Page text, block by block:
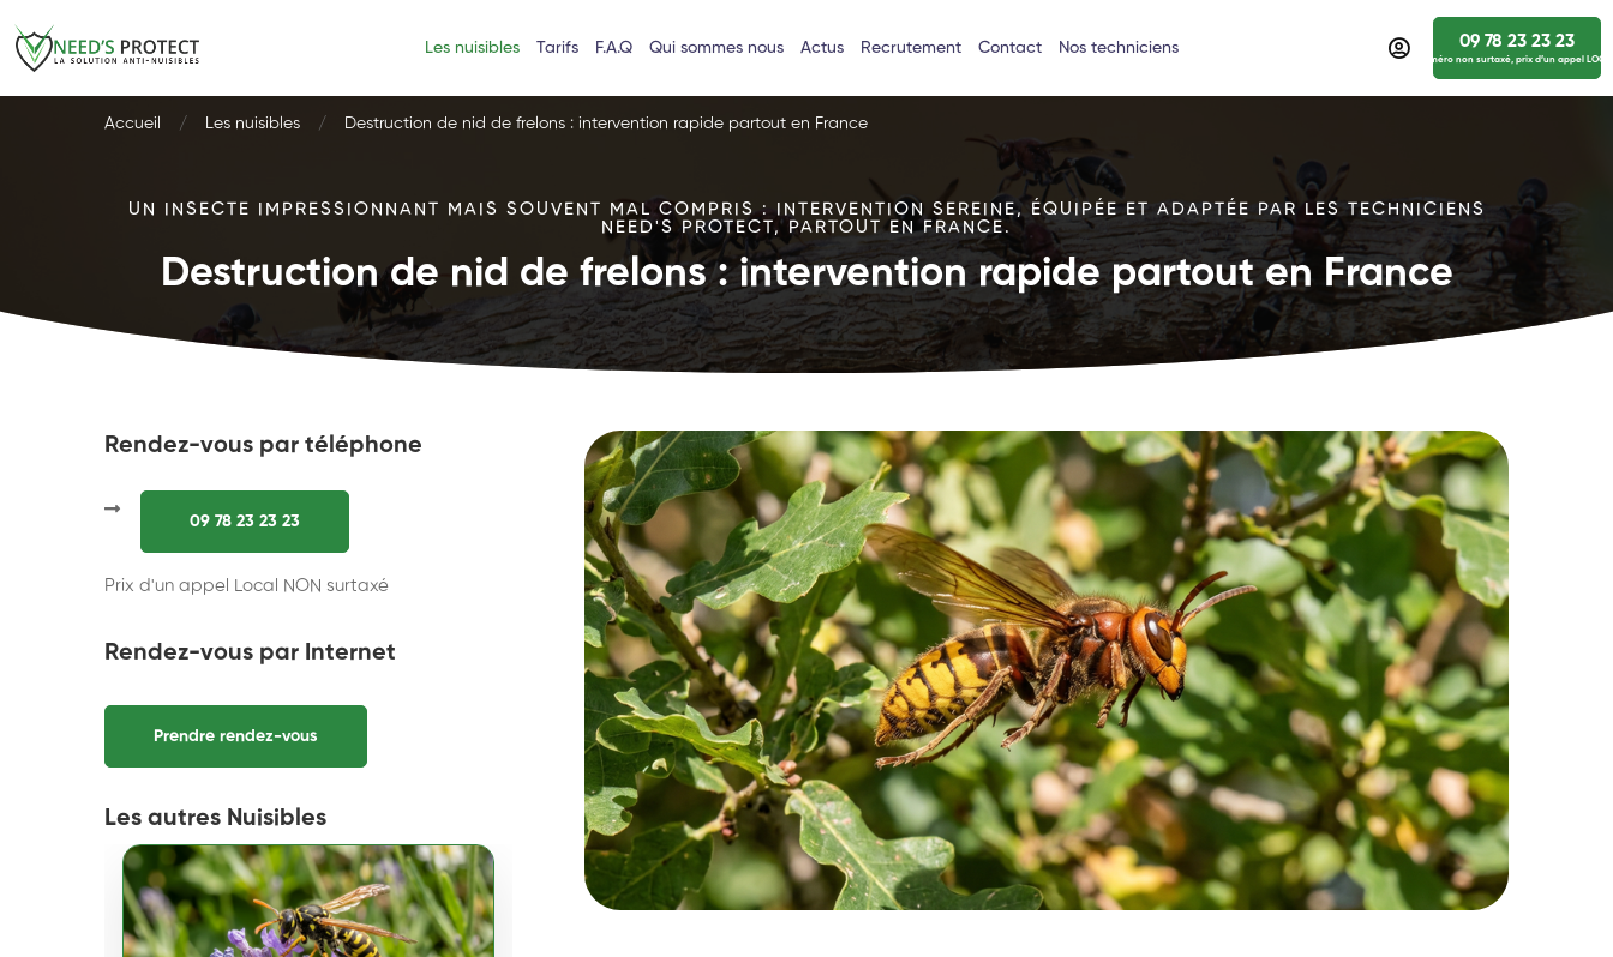
Les nuisibles Tarifs F.A.Q Qui sommes nous Actus Recrutement Contact Nos techniciens 09 78 23 23 23
numéro non surtaxé, prix d’un appel
Accueil Les nuisibles Destruction de nid de frelons : intervention rapide partout en France
UN INSECTE IMPRESSIONNANT MAIS SOUVENT MAL COMPRIS : INTERVENTION SEREINE, ÉQUIPÉE ET ADAPTÉE PAR LES TECHNICIENS
NEED'S PROTECT, PARTOUT EN FRANCE.
Destruction de nid de frelons : intervention rapide partout en France
Rendez-vous par téléphone
09 78 23 23 23
Prix d'un appel Local NON surtaxé
Rendez-vous par Internet
Prendre rendez-vous
Les autres Nuisibles